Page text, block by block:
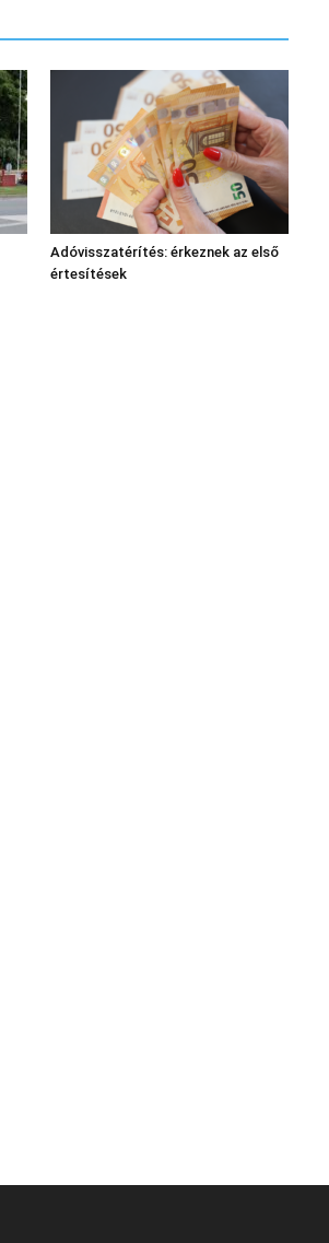
Adóvisszatérítés: érkeznek az első
értesítések